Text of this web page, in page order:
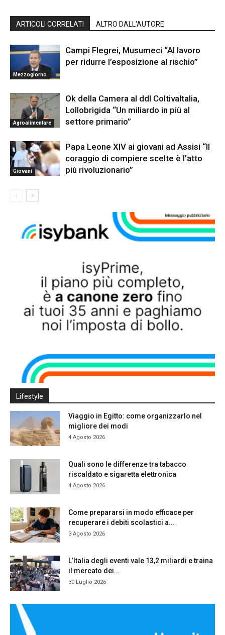
ARTICOLI CORRELATI ALTRO DALL'AUTORE
Mezzogiorno
Campi Flegrei, Musumeci “Al lavoro
per ridurre l’esposizione al rischio”
Agroalimentare
Ok della Camera al ddl ColtivaItalia,
Lollobrigida “Un miliardo in più al
settore primario”
Giovani
Papa Leone XIV ai giovani ad Assisi “Il
coraggio di compiere scelte è l’atto
più rivoluzionario”
Lifestyle
Viaggio in Egitto: come organizzarlo nel
migliore dei modi
4 Agosto 2026
Quali sono le differenze tra tabacco
riscaldato e sigaretta elettronica
4 Agosto 2026
Come prepararsi in modo efficace per
recuperare i debiti scolastici a...
3 Agosto 2026
L’Italia degli eventi vale 13,2 miliardi e traina
il mercato dei...
30 Luglio 2026